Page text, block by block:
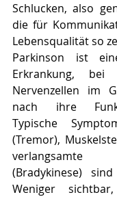
Schlucken, also
die für
Lebensqualität so
Parkinson ist
Erkrankung,
Nervenzellen im
nach ihre
Typische
(Tremor),
verlangsamte
(Bradykinese)
Weniger